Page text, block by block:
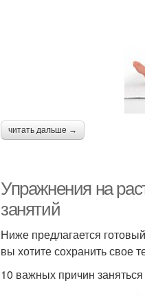
читать дальше →
Упражнения на
занятий
Ниже предлагается
вы хотите сохранить свое
10 важных причин